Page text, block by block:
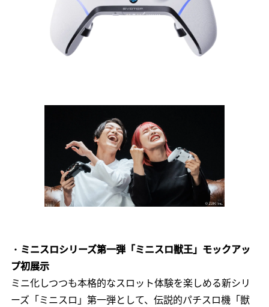
・ ミニスロシリーズ第一弾「ミニスロ獣王」モックアッ
プ初展示
ミニ化しつつも本格的なスロット体験を楽しめる新シリ
ーズ「ミニスロ」第一弾として、伝説的パチスロ機「獣